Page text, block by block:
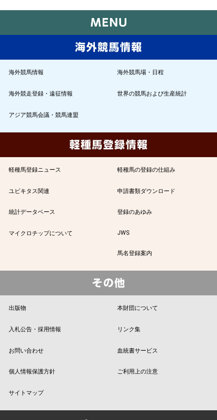
海外競馬情報 海外競馬場・日程
海外競走登録・遠征情報 世界の競馬および生産統計
アジア競馬会議・競馬連盟
軽種馬登録ニュース 軽種馬の登録の仕組み
ユビキタス関連 申請書類ダウンロード
統計データベース 登録のあゆみ
マイクロチップについて JWS
馬名登録案内
出版物 本財団について
入札公告・採用情報 リンク集
お問い合わせ 血統書サービス
個人情報保護方針 ご利用上の注意
サイトマップ